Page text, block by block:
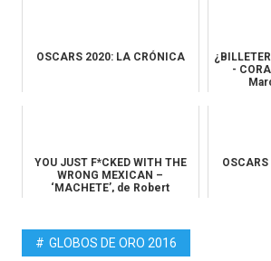
OSCARS 2020: LA CRÓNICA
-
YOU JUST F*CKED WITH THE
WRONG MEXICAN –
‘MACHETE’, de Robert
GLOBOS DE ORO 2016